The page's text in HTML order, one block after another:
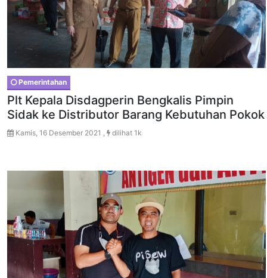
Pemerintahan
Plt Kepala Disdagperin Bengkalis Pimpin
Sidak ke Distributor Barang Kebutuhan Pokok
Kamis, 16 Desember 2021 , dilihat 1k